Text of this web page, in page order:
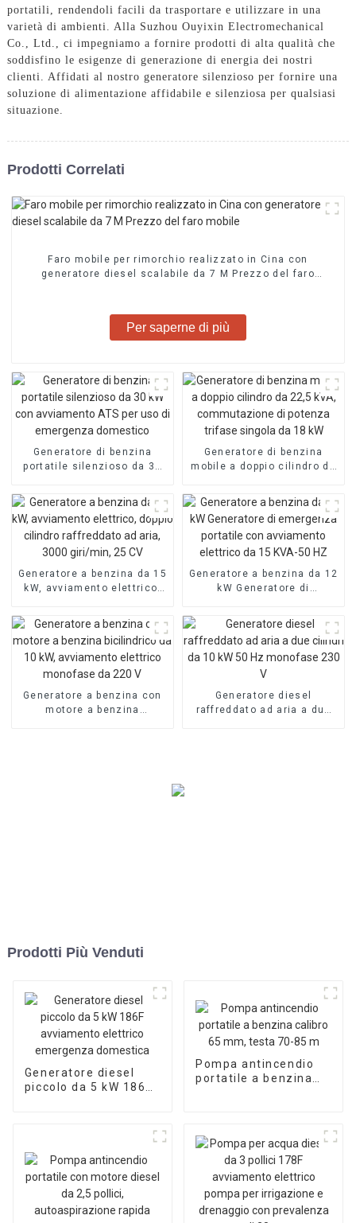
portatili, rendendoli facili da trasportare e utilizzare in una
varietà di ambienti. Alla Suzhou Ouyixin Electromechanical
Co., Ltd., ci impegniamo a fornire prodotti di alta qualità che
soddisfino le esigenze di generazione di energia dei nostri
clienti. Affidati al nostro generatore silenzioso per fornire una
soluzione di alimentazione affidabile e silenziosa per qualsiasi
situazione.
Prodotti Correlati
Faro mobile per rimorchio realizzato in Cina con
generatore diesel scalabile da 7 M Prezzo del faro
Per saperne di più
Generatore di benzina
portatile silenzioso da 30
uso di emergenza
domestico
Generatore di benzina
mobile a doppio cilindro da
potenza trifase singola da
18 kW
Generatore a benzina da 15
kW, avviamento elettrico,
ad aria, 3000 giri/min, 25
CV
Generatore a benzina da 12
kW Generatore di
avviamento elettrico da 15
KVA-50 HZ
Generatore a benzina con
motore a benzina
Generatore diesel
raffreddato ad aria a due
Prodotti Più Venduti
Generatore diesel
piccolo da 5 kW 186F
Pompa antincendio
portatile a benzina